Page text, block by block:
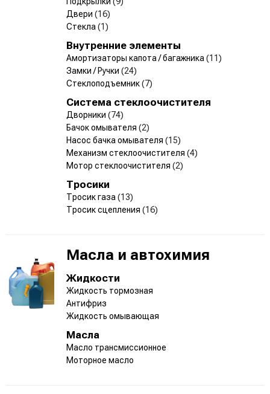
Двери (16)
Стекла (1)
Внутренние элементы
Амортизаторы капота / багажника (11)
Замки / Ручки (24)
Стеклоподъемник(7)
Система стеклоочистителя
Дворники (74)
Бачок омывателя (2)
Насос бачка омывателя (15)
Механизм стеклоочистителя (4)
Мотор стеклоочистителя (2)
Тросики
Тросик газа (13)
Тросик сцепления (16)
Масла и автохимия
Жидкости
Жидкость тормозная
Антифриз
Жидкость омывающая
Масла
Масло трансмиссионное
Моторное масло